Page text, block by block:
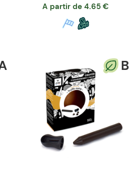
A partir de 4.65 €
B